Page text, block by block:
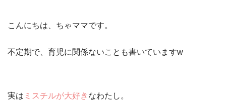
こんにちは、ちゃママです。
不定期で、育児に関係ないことも書いていますw
実は ミスチルが大好き なわたし。